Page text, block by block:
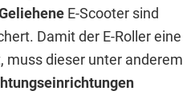
E-Scooter sind
Damit der E-Roller eine
muss dieser unter anderem